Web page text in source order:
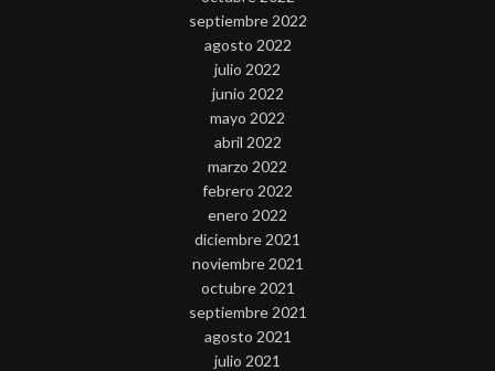
septiembre 2022
agosto 2022
julio 2022
junio 2022
mayo 2022
abril 2022
marzo 2022
febrero 2022
enero 2022
diciembre 2021
noviembre 2021
octubre 2021
septiembre 2021
agosto 2021
julio 2021